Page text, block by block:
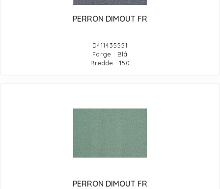
PERRON DIMOUT FR
D411435551
Farge : Blå
Bredde : 150
PERRON DIMOUT FR